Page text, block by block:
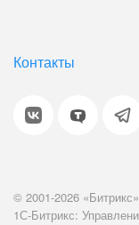
Контакты
© 2001-2026
1С-Битрикс: